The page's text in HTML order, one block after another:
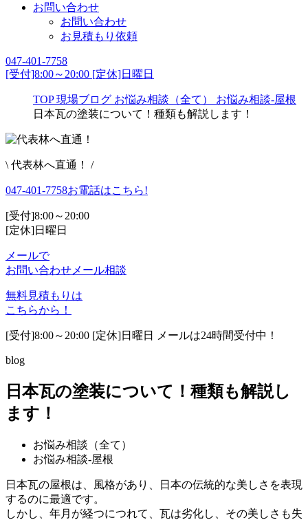
お問い合わせ
お問い合わせ
お見積もり依頼
047-401-7758
[受付]8:00～20:00 [定休]日曜日
TOP 現場ブログ お悩み相談（全て）
お悩み相談-屋根
日本瓦の塗装について！種類も解説します！
\ 代表林へ直通！ /
047-401-7758お電話はこちら!
[受付]8:00～20:00
[定休]日曜日
メールで
お問い合わせ メール相談
無料見積もりは
こちらから！
[受付]8:00～20:00 [定休]日曜日 メールは24時間受付中！
blog
日本瓦の塗装について！種類も解説し
ます！
お悩み相談（全て）
お悩み相談-屋根
日本瓦の屋根は、風格があり、日本の伝統的な美しさを表現
するのに最適です。
しかし、年月が経つにつれて、瓦は劣化し、その美しさも失